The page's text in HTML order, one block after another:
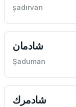
şadırvan
شادمان
Şaduman
شادمرك